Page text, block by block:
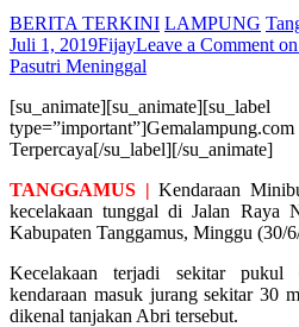
BERITA TERKINI LAMPUNG
Juli 1, 2019FijayLeave a Comment
Pasutri Meninggal
[su_animate][su_animate][su_label
Terpercaya[/su_label][/su_animate]
TANGGAMUS | Kendaraan
kecelakaan tunggal di Jalan Raya
Kabupaten Tanggamus, Minggu (30/
Kecelakaan terjadi sekitar pukul
kendaraan masuk jurang sekitar 30
dikenal tanjakan Abri tersebut.